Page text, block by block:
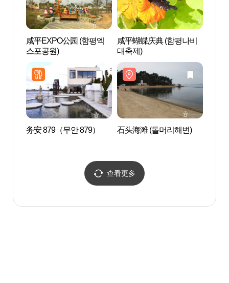
咸平EXPO公园 (함평엑
스포공원)
咸平蝴蝶庆典 (함평나비
대축제)
务安 879（무안 879） 石头海滩 (돌머리해변)
查看更多